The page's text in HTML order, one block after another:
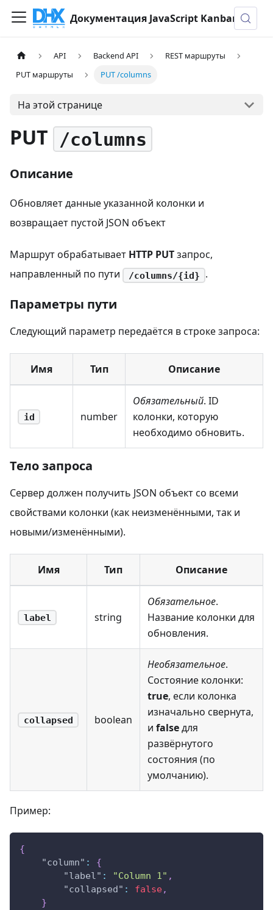
Документация JavaScript Kanban
API Backend API
REST маршруты
PUT маршруты
PUT /columns
На этой странице
PUT /columns
Описание
Обновляет данные указанной колонки и
возвращает пустой JSON объект
Маршрут обрабатывает HTTP PUTзапрос,
направленный по пути
/columns/{id} .
Параметры пути
Следующий параметр передаётся в строке запроса:
Имя Тип Описание
id number
Обязательный. ID
колонки, которую
необходимо обновить.
Тело запроса
Сервер должен получить JSON объект со всеми
свойствами колонки (как неизменёнными, так и
новыми/изменёнными).
Имя Тип Описание
label string
Обязательное.
Название колонки для
обновления.
collapsed boolean
Необязательное.
Состояние колонки:
true, если колонка
изначально свернута,
и falseдля
развёрнутого
состояния (по
умолчанию).
Пример:
{
"column" :
{
"label" : "Column 1" ,
"collapsed" : false,
}